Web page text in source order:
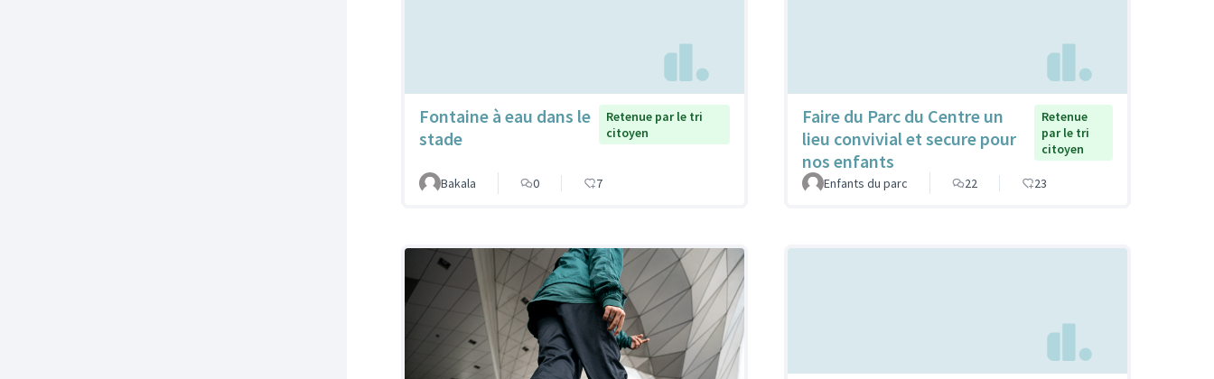
Fontaine à eau dans le
stade
Retenue par le tri
citoyen
Bakala 0 7
Faire du Parc du Centre un
lieu convivial et secure pour
nos enfants
Retenue
par le tri
citoyen
Enfants du parc 22 23